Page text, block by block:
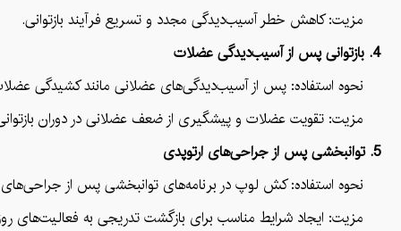
مزیت: کاهش خطر آسیب‌دیدگی مجدد و تسریع فرآیند بازتوانی.
4. بازتوانی پس از آسیب‌دیدگی عضلات
نحوه استفاده: پس از آسیب‌دیدگی‌های عضلانی مانند کشیدگی
مزیت: تقویت عضلات و پیشگیری از ضعف عضلانی در دوران
5. توانبخشی پس از جراحی‌های ارتوپدی
نحوه استفاده: کش لوپ در برنامه‌های توانبخشی پس از جراحی‌های
مزیت: ایجاد شرایط مناسب برای بازگشت تدریجی به فعالیت‌های